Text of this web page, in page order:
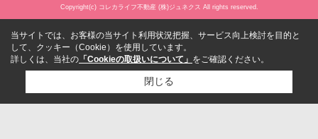
Copyright(c) コレカライフ不動産 (株)ジュネクス All rights reserved.
当サイトでは、お客様の当サイト利用状況把握、サービス向上検討を目的と
して、クッキー（Cookie）を使用しています。
詳しくは、当社の 「Cookieの取扱いについて」 をご確認ください。
閉じる